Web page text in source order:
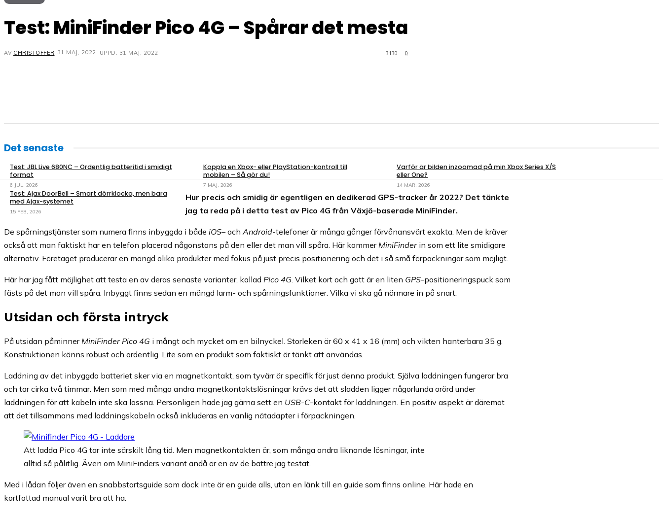
Test: MiniFinder Pico 4G – Spårar det mesta
AV CHRISTOFFER 31 MAJ, 2022 UPPD. 31 MAJ, 2022 0
3130
Det senaste
Test: JBL Live 680NC – Ordentlig batteritid i smidigt
format
6 JUL, 2026
Koppla en Xbox- eller PlayStation-kontroll till
mobilen – Så gör du!
7 MAJ, 2026
Varför är bilden inzoomad på min Xbox Series X/S
eller One?
14 MAR, 2026
Test: Ajax DoorBell – Smart dörrklocka, men bara
med Ajax-systemet
15 FEB, 2026
Hur precis och smidig är egentligen en dedikerad GPS-tracker år 2022? Det tänkte
jag ta reda på i detta test av Pico 4G från Växjö-baserade MiniFinder.
De spårningstjänster som numera finns inbyggda i både iOS– ochAndroid-telefoner är många gånger förvånansvärt exakta. Men de kräver
också att man faktiskt har en telefon placerad någonstans på den eller det man vill spåra. Här kommerMiniFinderin som ett lite smidigare
alternativ. Företaget producerar en mängd olika produkter med fokus på just precis positionering och det i så små förpackningar som möjligt.
Här har jag fått möjlighet att testa en av deras senaste varianter, kallad Pico 4G. Vilket kort och gott är en liten GPS-positioneringspuck som
fästs på det man vill spåra. Inbyggt finns sedan en mängd larm- och spårningsfunktioner. Vilka vi ska gå närmare in på snart.
Utsidan och första intryck
På utsidan påminner MiniFinder Pico 4G i mångt och mycket om en bilnyckel. Storleken är 60 x 41 x 16 (mm) och vikten hanterbara 35 g.
Konstruktionen känns robust och ordentlig. Lite som en produkt som faktiskt är tänkt att användas.
Laddning av det inbyggda batteriet sker via en magnetkontakt, som tyvärr är specifik för just denna produkt. Själva laddningen fungerar bra
och tar cirka två timmar. Men som med många andra magnetkontaktslösningar krävs det att sladden ligger någorlunda orörd under
laddningen för att kabeln inte ska lossna. Personligen hade jag gärna sett en USB-C-kontakt för laddningen. En positiv aspekt är däremot
att det tillsammans med laddningskabeln också inkluderas en vanlig nätadapter i förpackningen.
Att ladda Pico 4G tar inte särskilt lång tid. Men magnetkontakten är, som många andra liknande lösningar, inte
alltid så pålitlig. Även om MiniFinders variant ändå är en av de bättre jag testat.
Med i lådan följer även en snabbstartsguide som dock inte är en guide alls, utan en länk till en guide som finns online. Här hade en
kortfattad manual varit bra att ha.